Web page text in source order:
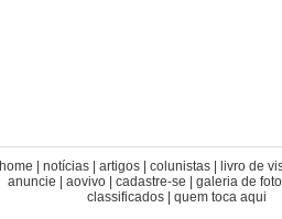
home notícias| artigos| colunistas|
livro de
anuncie
aovivo| cadastre-se
galeria de
classificados| quem toca aqui